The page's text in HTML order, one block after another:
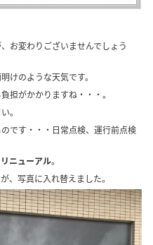
お変わりございませんでしょう
けのような天気です。
担がかかりますね・・・。
。
です・・・日常点検、運行前点検
ニューアル。
、写真に入れ替えました。